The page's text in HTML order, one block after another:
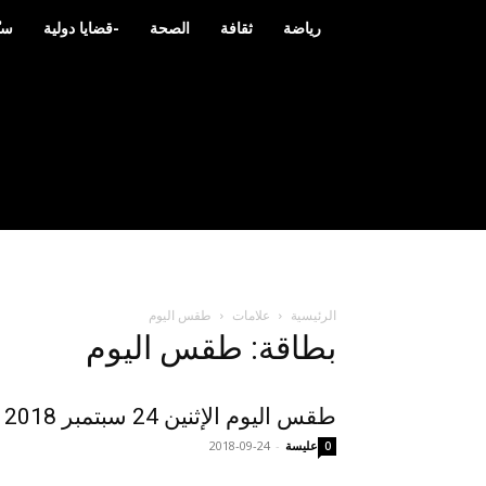
-قضايا دولية الصحة ثقافة رياضة
الرئيسية علامات طقس اليوم
بطاقة: طقس اليوم
طقس اليوم الإثنين 24 سبتمبر 2018
عليسة -
2018-09-24 0